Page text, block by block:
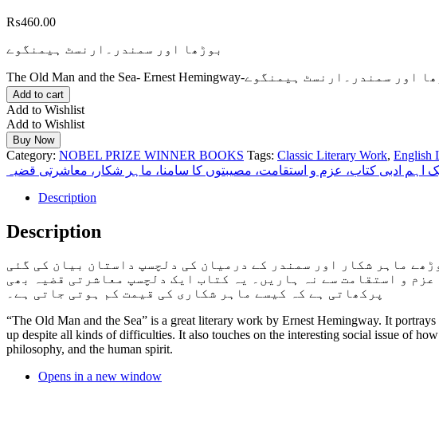
₨460.00
بوڑھا اور سمندر۔ارنسٹ ہیمنگوے
Add to cart
Add to Wishlist
Add to Wishlist
Buy Now
Category: NOBEL PRIZE WINNER BOOKS Tags: Classic Literary Work, English
اہم ادبی کتاب، عزم و استقامت، مصیبتوں کا سامنا، ماہر شکار، معاشرتی قضیہ
Description
Description
ماہر شکار اور سمندر کے درمیان کی دلچسپ داستان بیان کی گئی
و استقامت سے نہ ہاریں۔ یہ کتاب ایک دلچسپ معاشرتی قضیہ بھی
پرکھاتی ہے کہ کیسے ماہر شکاری کی قیمت کم ہوتی جاتی ہے۔
“The Old Man and the Sea” is a great literary work by Ernest Hemingway. It
up despite all kinds of difficulties. It also touches on the interesting social issue of
philosophy, and the human spirit.
Opens in a new window